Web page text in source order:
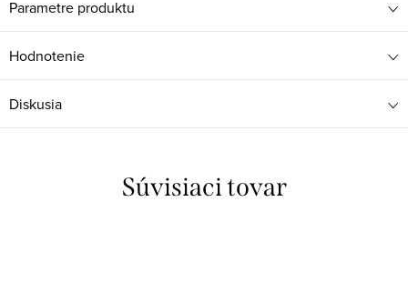
Parametre produktu
Hodnotenie
Diskusia
Súvisiaci tovar